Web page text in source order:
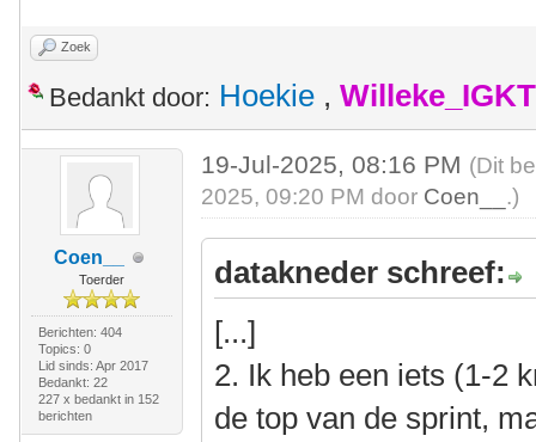
Zoek
Bedankt door: Hoekie , Willeke_IGKT
Coen__
Toerder
Berichten: 404
Topics: 0
Lid sinds: Apr 2017
Bedankt: 22
227 x bedankt in 152
berichten
19-Jul-2025, 08:16 PM (Dit
2025, 09:20 PM door Coen__ .)
datakneder schreef:
[...]
2. Ik heb een iets (1-2
de top van de sprint,